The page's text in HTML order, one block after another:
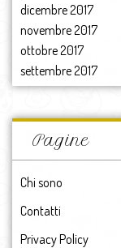
dicembre 2017
novembre 2017
ottobre 2017
settembre 2017
agosto 2017
luglio 2017
giugno 2017
maggio 2017
marzo 2017
febbraio 2017
gennaio 2017
Pagine
Chi sono
Contatti
Privacy Policy